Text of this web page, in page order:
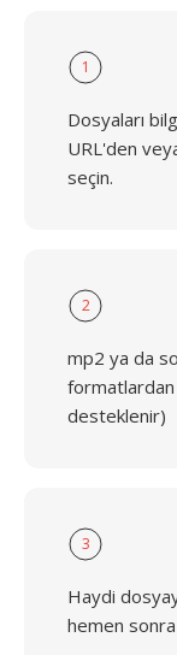
1
Dosyaları
URL'den
seçin.
2
mp2 ya da
desteklenir)
3
Haydi
hemen